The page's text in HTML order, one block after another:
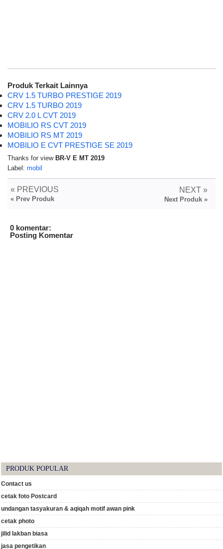
Produk Terkait Lainnya
CRV 1.5 TURBO PRESTIGE 2019
CRV 1.5 TURBO 2019
CRV 2.0 L CVT 2019
MOBILIO RS CVT 2019
MOBILIO RS MT 2019
MOBILIO E CVT PRESTIGE SE 2019
Thanks for view BR-V E MT 2019
Label: mobil
« PREVIOUS
« Prev Produk
NEXT »
Next Produk »
0 komentar:
Posting Komentar
PRODUK POPULAR
Contact us
cetak foto Postcard
undangan tasyakuran & aqiqah motif awan pink
cetak photo
jilid lakban biasa
jasa pengetikan